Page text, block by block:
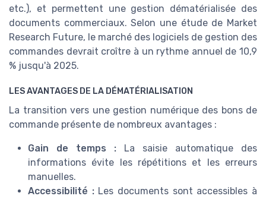
etc.), et permettent une gestion dématérialisée des
documents commerciaux. Selon une étude de Market
Research Future, le marché des logiciels de gestion des
commandes devrait croître à un rythme annuel de 10,9
% jusqu'à 2025.
LES AVANTAGES DE LA DÉMATÉRIALISATION
La transition vers une gestion numérique des bons de
commande présente de nombreux avantages :
Gain de temps : La saisie automatique des
informations évite les répétitions et les erreurs
manuelles.
Accessibilité :Les documents sont accessibles à